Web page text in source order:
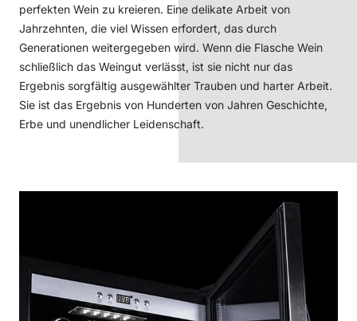
perfekten Wein zu kreieren. Eine delikate Arbeit von
Jahrzehnten, die viel Wissen erfordert, das durch
Generationen weitergegeben wird. Wenn die Flasche Wein
schließlich das Weingut verlässt, ist sie nicht nur das
Ergebnis sorgfältig ausgewählter Trauben und harter Arbeit.
Sie ist das Ergebnis von Hunderten von Jahren Geschichte,
Erbe und unendlicher Leidenschaft.